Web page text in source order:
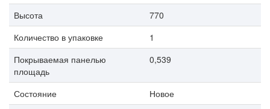
Высота
770
Количество в упаковке
1
Покрываемая панелью
площадь
0,539
Состояние
Новое